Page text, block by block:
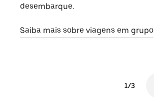
desembarque.
Saiba mais sobre viagens em grupo
1/3